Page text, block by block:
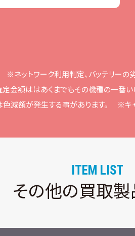
※ネットワーク利⽤判定、バッテリー
定⾦額ははあくまでもその機種の⼀番い
減額が発⽣する事があります。 ※キ
ITEM LIST
その他の買取